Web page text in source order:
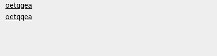
oetqqea
oetqqea